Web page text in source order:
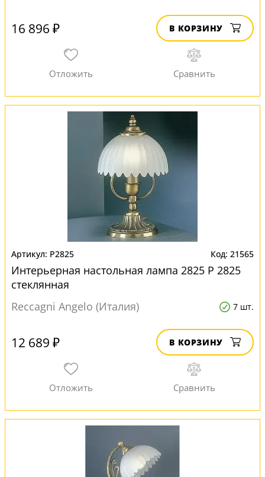
16 896 ₽ В КОРЗИНУ
P2825 21565
Интерьерная настольная лампа 2825 P 2825
стеклянная
Reccagni Angelo (Италия)
7 шт.
12 689 ₽ В КОРЗИНУ